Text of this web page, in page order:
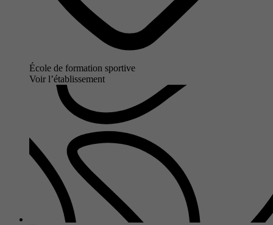
École de formation sportive
Voir l’établissement